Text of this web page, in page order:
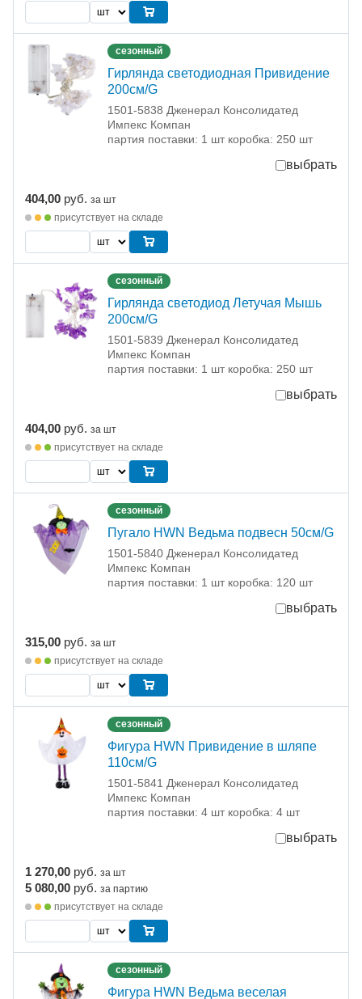
сезонный
Гирлянда светодиодная Привидение
200см/G
1501-5838 Дженерал Консолидатед
Импекс Компан
партия поставки: 1 шт коробка: 250 шт
выбрать
404,00 руб. за шт
присутствует на складе
сезонный
Гирлянда светодиод Летучая Мышь
200см/G
1501-5839 Дженерал Консолидатед
Импекс Компан
партия поставки: 1 шт коробка: 250 шт
выбрать
404,00 руб. за шт
присутствует на складе
сезонный
Пугало HWN Ведьма подвесн 50см/G
1501-5840 Дженерал Консолидатед
Импекс Компан
партия поставки: 1 шт коробка: 120 шт
выбрать
315,00 руб. за шт
присутствует на складе
сезонный
Фигура HWN Привидение в шляпе
110см/G
1501-5841 Дженерал Консолидатед
Импекс Компан
партия поставки: 4 шт коробка: 4 шт
выбрать
1 270,00 руб. за шт
5 080,00 руб. за партию
присутствует на складе
сезонный
Фигура HWN Ведьма веселая